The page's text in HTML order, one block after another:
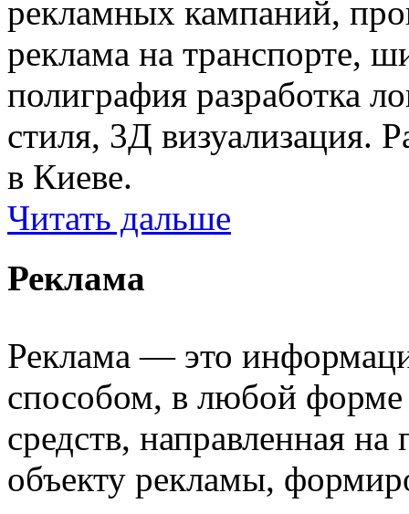
рекламных кампаний,
реклама на транспорте,
полиграфия разработка
стиля, 3Д визуализация.
в Киеве.
Читать дальше
Реклама
Реклама — это
способом, в любой
средств, направленная
объекту рекламы,